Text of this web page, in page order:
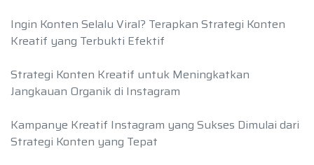
Ingin Konten Selalu Viral? Terapkan Strategi Konten
Kreatif yang Terbukti Efektif
Strategi Konten Kreatif untuk Meningkatkan
Jangkauan Organik di Instagram
Kampanye Kreatif Instagram yang Sukses Dimulai dari
Strategi Konten yang Tepat